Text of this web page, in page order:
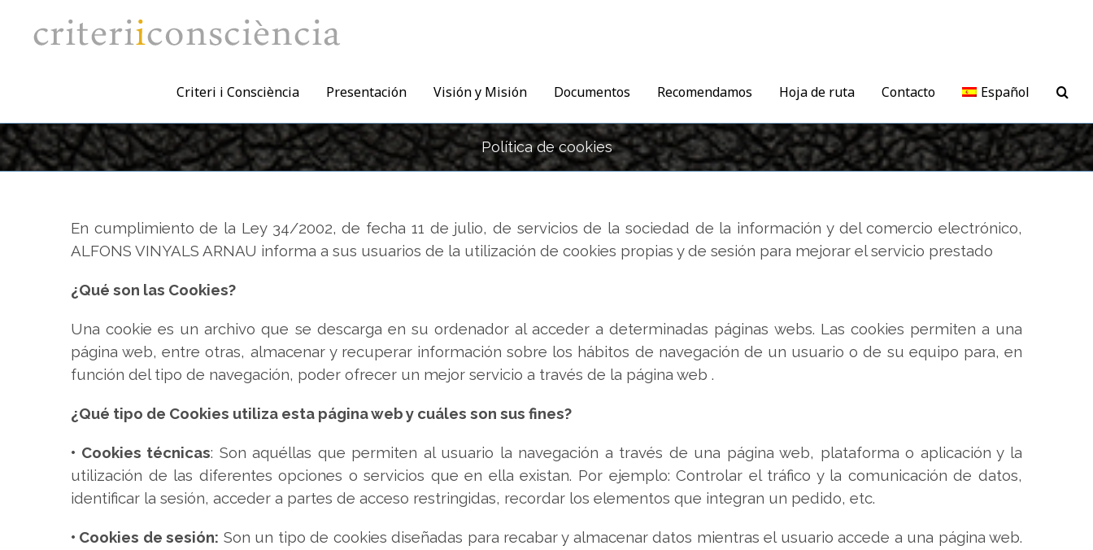
Criteri i Consciència Presentación Visión y Misión Documentos Recomendamos Hoja de ruta Contacto Español
Política de cookies
En cumplimiento de la Ley 34/2002, de fecha 11 de julio, de servicios de la sociedad de la información y del comercio electrónico,
ALFONS VINYALS ARNAU informa a sus usuarios de la utilización de cookies propias y de sesión para mejorar el servicio prestado
¿Qué son las Cookies?
Una cookie es un archivo que se descarga en su ordenador al acceder a determinadas páginas webs. Las cookies permiten a una
página web, entre otras, almacenar y recuperar información sobre los hábitos de navegación de un usuario o de su equipo para, en
función del tipo de navegación, poder ofrecer un mejor servicio a través de la página web .
¿Qué tipo de Cookies utiliza esta página web y cuáles son sus fines?
• Cookies técnicas: Son aquéllas que permiten al usuario la navegación a través de una página web, plataforma o aplicación y la
utilización de las diferentes opciones o servicios que en ella existan. Por ejemplo: Controlar el tráfico y la comunicación de datos,
identificar la sesión, acceder a partes de acceso restringidas, recordar los elementos que integran un pedido, etc.
• Cookies de sesión: Son un tipo de cookies diseñadas para recabar y almacenar datos mientras el usuario accede a una página web.